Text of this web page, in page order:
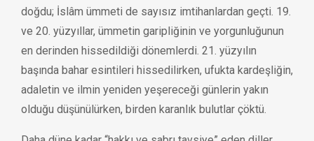
doğdu; İslâm ümmeti de sayısız imtihanlardan geçti. 19.
ve 20. yüzyıllar, ümmetin garipliğinin ve yorgunluğunun
en derinden hissedildiği dönemlerdi. 21. yüzyılın
başında bahar esintileri hissedilirken, ufukta kardeşliğin,
adaletin ve ilmin yeniden yeşereceği günlerin yakın
olduğu düşünülürken, birden karanlık bulutlar çöktü.